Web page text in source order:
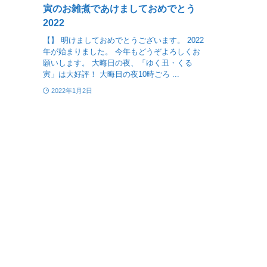
寅のお雑煮であけましておめでとう
2022
【】 明けましておめでとうございます。 2022
年が始まりました。 今年もどうぞよろしくお
願いします。 大晦日の夜、「ゆく丑・くる
寅」は大好評！ 大晦日の夜10時ごろ ...
2022年1月2日